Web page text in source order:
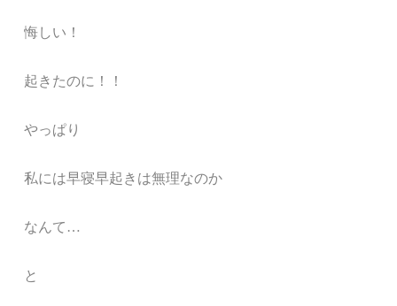
悔しい！
起きたのに！！
やっぱり
私には早寝早起きは無理なのか
なんて…
と